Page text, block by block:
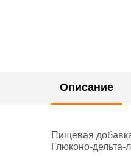
Описание
Пищевая
Глюконо-дельта-